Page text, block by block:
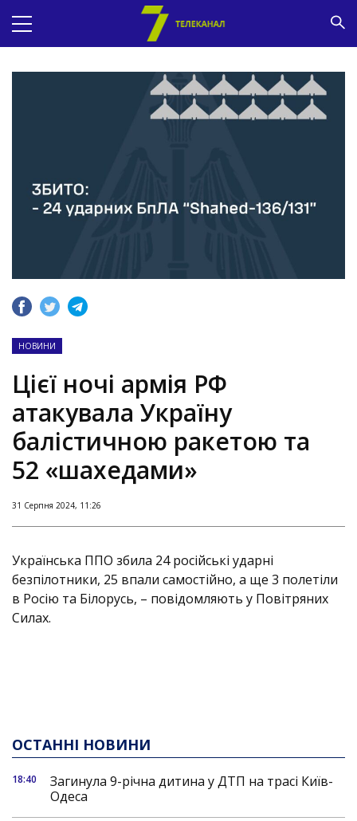
НОВИНИ
Цієї ночі армія РФ
атакувала Україну
балістичною ракетою та
52 «шахедами»
31 Серпня 2024, 11:26
Українська ППО збила 24 російські ударні
безпілотники, 25 впали самостійно, а ще 3 полетіли
в Росію та Білорусь, – повідомляють у Повітряних
Силах.
ОСТАННІ НОВИНИ
18:40
Загинула 9-річна дитина у ДТП на трасі Київ-
Одеса